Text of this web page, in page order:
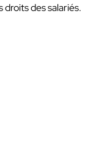
des salariés.